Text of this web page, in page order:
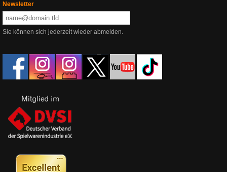
Newsletter
Sie können sich jederzeit wieder abmelden.